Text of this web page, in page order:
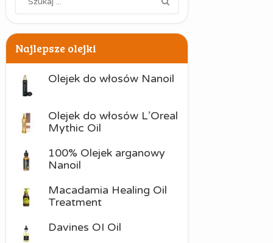
Najlepsze olejki
Olejek do włosów Nanoil
Olejek do włosów L’Oreal
Mythic Oil
100% Olejek arganowy
Nanoil
Macadamia Healing Oil
Treatment
Davines OI Oil